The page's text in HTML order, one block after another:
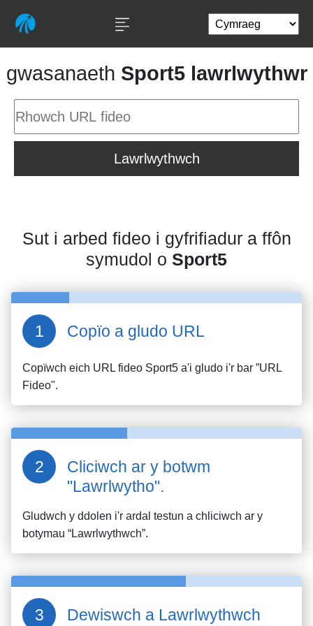
gwasanaeth Sport5 lawrlwythwr
Lawrlwythwch
Sut i arbed fideo i gyfrifiadur a ffôn
symudol o Sport5
Copïo a gludo URL
Copïwch eich URL fideo Sport5 a'i gludo i'r bar ”URL
Fideo".
Cliciwch ar y botwm
"Lawrlwytho".
Gludwch y ddolen i'r ardal testun a chliciwch ar y
botymau “Lawrlwythwch”.
Dewiswch a Lawrlwythwch